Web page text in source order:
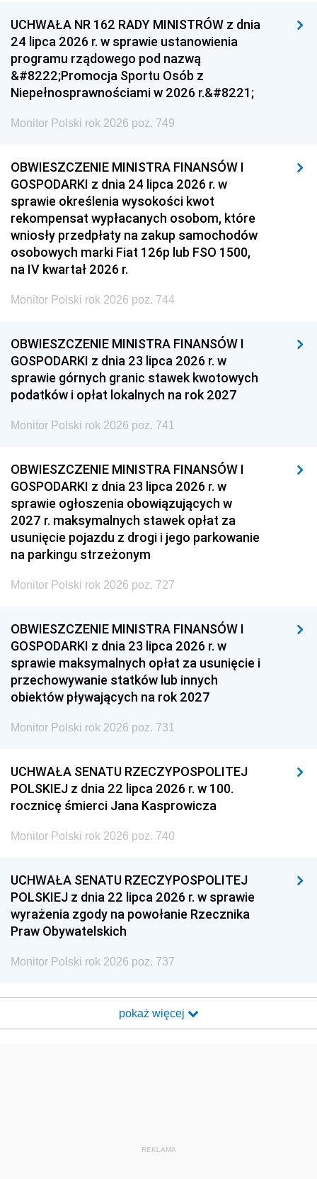
UCHWAŁA NR 162 RADY MINISTRÓW z dnia
24 lipca 2026 r. w sprawie ustanowienia
programu rządowego pod nazwą
&#8222;Promocja Sportu Osób z
Niepełnosprawnościami w 2026 r.&#8221;
Monitor Polski rok 2026 poz. 749
OBWIESZCZENIE MINISTRA FINANSÓW I
GOSPODARKI z dnia 24 lipca 2026 r. w
sprawie określenia wysokości kwot
rekompensat wypłacanych osobom, które
wniosły przedpłaty na zakup samochodów
osobowych marki Fiat 126p lub FSO 1500,
na IV kwartał 2026 r.
Monitor Polski rok 2026 poz. 744
OBWIESZCZENIE MINISTRA FINANSÓW I
GOSPODARKI z dnia 23 lipca 2026 r. w
sprawie górnych granic stawek kwotowych
podatków i opłat lokalnych na rok 2027
Monitor Polski rok 2026 poz. 741
OBWIESZCZENIE MINISTRA FINANSÓW I
GOSPODARKI z dnia 23 lipca 2026 r. w
sprawie ogłoszenia obowiązujących w
2027 r. maksymalnych stawek opłat za
usunięcie pojazdu z drogi i jego parkowanie
na parkingu strzeżonym
Monitor Polski rok 2026 poz. 727
OBWIESZCZENIE MINISTRA FINANSÓW I
GOSPODARKI z dnia 23 lipca 2026 r. w
sprawie maksymalnych opłat za usunięcie i
przechowywanie statków lub innych
obiektów pływających na rok 2027
Monitor Polski rok 2026 poz. 731
UCHWAŁA SENATU RZECZYPOSPOLITEJ
POLSKIEJ z dnia 22 lipca 2026 r. w 100.
rocznicę śmierci Jana Kasprowicza
Monitor Polski rok 2026 poz. 740
UCHWAŁA SENATU RZECZYPOSPOLITEJ
POLSKIEJ z dnia 22 lipca 2026 r. w sprawie
wyrażenia zgody na powołanie Rzecznika
Praw Obywatelskich
Monitor Polski rok 2026 poz. 737
pokaż więcej
REKLAMA